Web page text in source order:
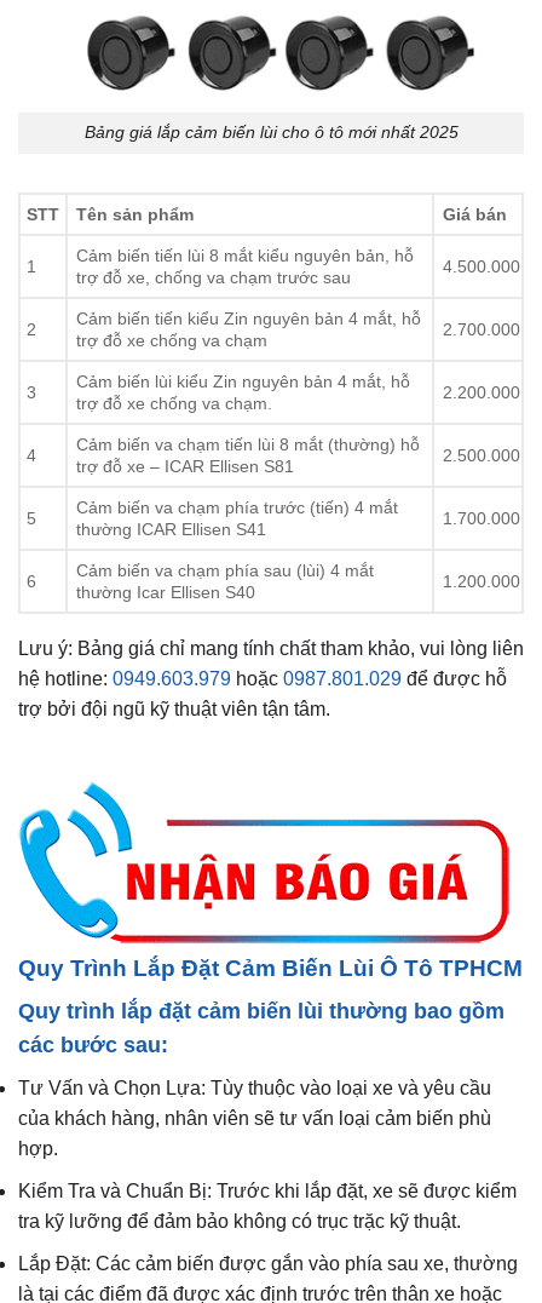
Bảng giá lắp cảm biến lùi cho ô tô mới nhất 2025
STT Tên sản phẩm Giá bán
1
Cảm biến tiến lùi 8 mắt kiểu nguyên bản, hỗ
trợ đỗ xe, chống va chạm trước sau
4.500.000
2
Cảm biến tiến kiểu Zin nguyên bản 4 mắt, hỗ
trợ đỗ xe chống va chạm
2.700.000
3
Cảm biến lùi kiểu Zin nguyên bản 4 mắt, hỗ
trợ đỗ xe chống va chạm.
2.200.000
4
Cảm biến va chạm tiến lùi 8 mắt (thường) hỗ
trợ đỗ xe – ICAR Ellisen S81
2.500.000
5
Cảm biến va chạm phía trước (tiến) 4 mắt
thường ICAR Ellisen S41
1.700.000
6
Cảm biến va chạm phía sau (lùi) 4 mắt
thường Icar Ellisen S40
1.200.000
Lưu ý: Bảng giá chỉ mang tính chất tham khảo, vui lòng liên
hệ hotline: 0949.603.979 hoặc 0987.801.029 để được hỗ
trợ bởi đội ngũ kỹ thuật viên tận tâm.
Quy Trình Lắp Đặt Cảm Biến Lùi Ô Tô TPHCM
Quy trình lắp đặt cảm biến lùi thường bao gồm
các bước sau:
Tư Vấn và Chọn Lựa: Tùy thuộc vào loại xe và yêu cầu
của khách hàng, nhân viên sẽ tư vấn loại cảm biến phù
hợp.
Kiểm Tra và Chuẩn Bị: Trước khi lắp đặt, xe sẽ được kiểm
tra kỹ lưỡng để đảm bảo không có trục trặc kỹ thuật.
Lắp Đặt: Các cảm biến được gắn vào phía sau xe, thường
là tại các điểm đã được xác định trước trên thân xe hoặc